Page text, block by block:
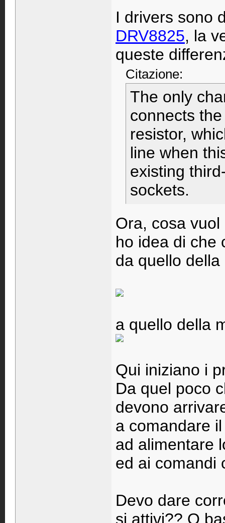
I drivers sono
DRV8825, la
queste
Citazione:
The only
connects
resistor,
line when
existing
sockets.
Ora, cosa
ho idea di che
da quello
a quello della
Qui iniziano i
Da quel poco
devono
a comandare
ad alimentare
ed ai comandi
Devo dare
si attivi?? O